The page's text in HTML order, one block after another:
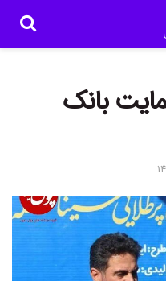
بانک